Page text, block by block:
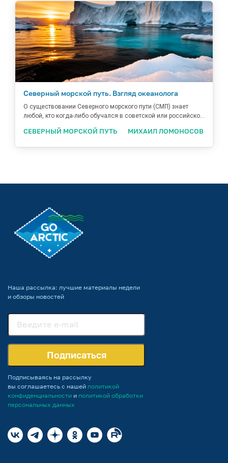
Северный морской путь. Взгляд океанолога
О существовании Северного морского пути (СМП) знает
любой, кто когда-либо обучался в советской или российско...
СЕВЕРНЫЙ МОРСКОЙ ПУТЬ МИХАИЛ ЛОМОНОСОВ
Наша рассылка: лучшие материалы недели
и обзоры новостей
Подписаться
Подписываясь на рассылку
вы соглашаетесь с нашей политикой
конфиденциальности и политикой обработки
персональных данных